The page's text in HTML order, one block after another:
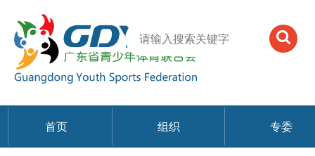
首页 组织 专委